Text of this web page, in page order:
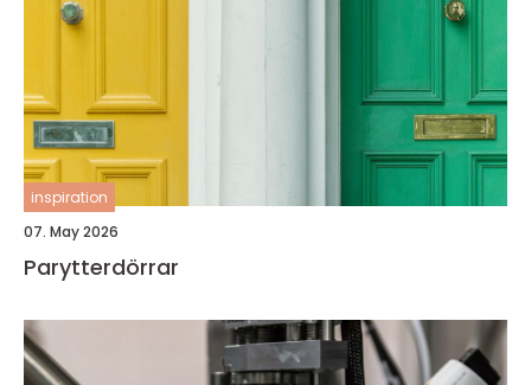
inspiration
07. May 2026
Parytterdörrar